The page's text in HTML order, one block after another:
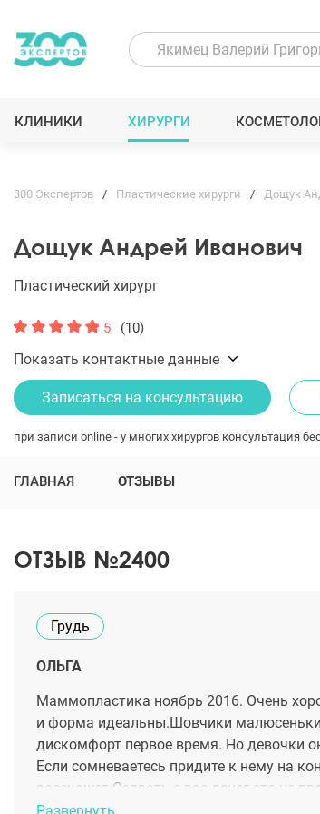
КЛИНИКИ ХИРУРГИ
300 Экспертов Пластические хирурги Дощук
Дощук Андрей Иванович
Пластический хирург
5 (10)
Показать контактные данные
Записаться на консультацию
при записи online - у многих хирургов консультация
ГЛАВНАЯ ОТЗЫВЫ
ОТЗЫВ №2400
Грудь
ОЛЬГА
Маммопластика ноябрь 2016. Очень
и форма идеальны.Шовчики
дискомфорт первое время. Но девочки
Если сомневаетесь придите к нему на
расскажет.Содрать с вас денег это не